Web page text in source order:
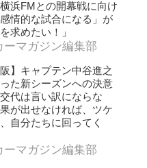
浜FMとの開幕戦に向け
情的な試合になる」が
求めたい！」
ーマガジン編集部
阪】キャプテン中谷進之
た新シーズンへの決意
交代は言い訳にならな
が出せなければ、ツケ
自分たちに回ってく
ーマガジン編集部